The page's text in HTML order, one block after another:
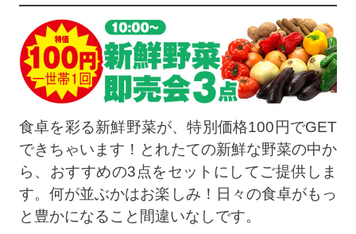
食卓を彩る新鮮野菜が、特別価格100円でGET
できちゃいます！とれたての新鮮な野菜の中か
ら、おすすめの3点をセットにしてご提供しま
す。何が並ぶかはお楽しみ！日々の食卓がもっ
と豊かになること間違いなしです。